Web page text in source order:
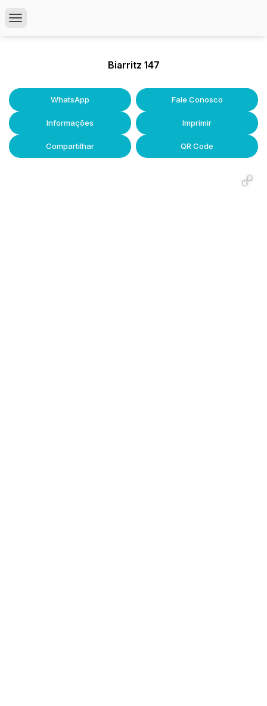
Biarritz 147
WhatsApp Fale Conosco
Informações Imprimir
Compartilhar QR Code